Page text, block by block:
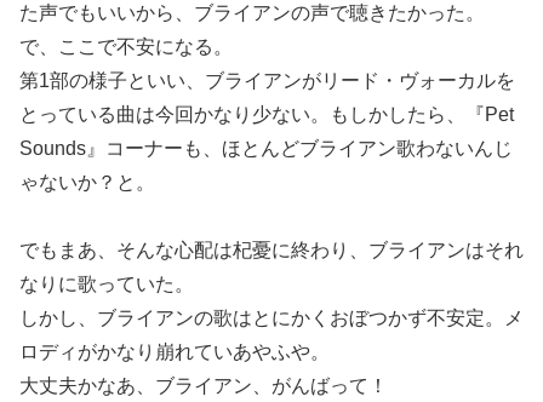
た声でもいいから、ブライアンの声で聴きたかった。
で、ここで不安になる。
第1部の様子といい、ブライアンがリード・ヴォーカルを
とっている曲は今回かなり少ない。もしかしたら、『Pet
Sounds』コーナーも、ほとんどブライアン歌わないんじ
ゃないか？と。
でもまあ、そんな心配は杞憂に終わり、ブライアンはそれ
なりに歌っていた。
しかし、ブライアンの歌はとにかくおぼつかず不安定。メ
ロディがかなり崩れていあやふや。
大丈夫かなあ、ブライアン、がんばって！